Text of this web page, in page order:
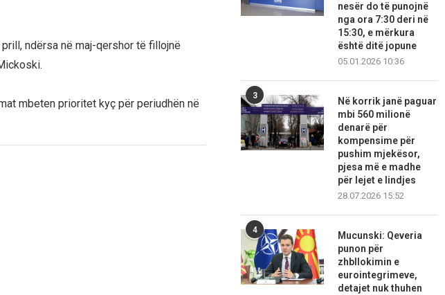
ndërsa në maj-qershor të fillojnë
mbeten prioritet kyç për periudhën në
nesër do të punojnë
nga ora 7:30 deri në
15:30, e mërkura
është ditë jopune
05.01.2026 10:36
3
Në korrik janë paguar
mbi 560 milionë
denarë për
kompensime për
pushim mjekësor,
pjesa më e madhe
për lejet e lindjes
28.07.2026 15:52
4
Mucunski: Qeveria
punon për
zhbllokimin e
eurointegrimeve,
detajet nuk thuhen